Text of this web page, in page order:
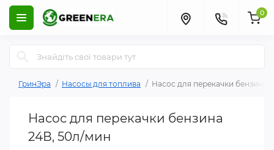
0
ГринЭра Насосы для топлива Насос для перекачки бензина
Насос для перекачки бензина
24В, 50л/мин